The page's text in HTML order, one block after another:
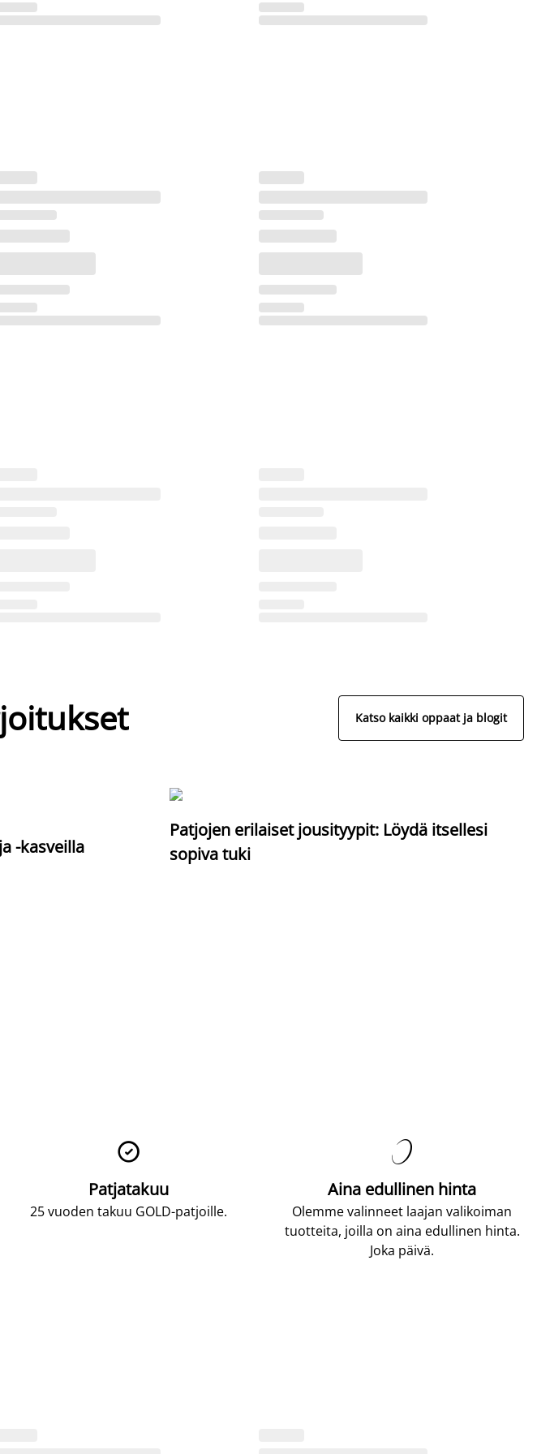
Katso kaikki oppaat ja blogit
-kasveilla
Patjojen erilaiset jousityypit: Löydä itsellesi
sopiva tuki

Patjatakuu
25 vuoden takuu GOLD-patjoille.

Aina edullinen hinta
Olemme valinneet laajan valikoiman
tuotteita, joilla on aina edullinen hinta.
Joka päivä.